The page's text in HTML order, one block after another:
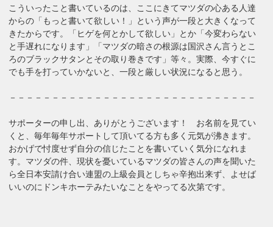
こういったこと書いているのは、ここにきてマツダの心ある人達
からの「もっと書いて欲しい！」という声が一段と大きくなって
きたからです。「ヒゲを何とかして欲しい」とか「今変わらない
と手遅れになります」「マツダの暗さの根源は国沢さん言うとこ
ろのブラックサタンとその取り巻きです」等々。実際、今すぐに
でも手を打っていかないと、一段と厳しい状況になると思う。
－－－－－－－－－－－－－－－－－－－－－－－－－－－－－
サポーターの申し出、ありがとうございます！ お名前を見てい
くと、毎年毎年サポートして頂いてる方も多く元気が沸きます。
おかげで忖度せず自分の信じたことを書いていく気分になれま
す。マツダの件、現状を憂いているマツダの皆さんの声を聞いた
ら全日本安請け合い連盟の上級会員としちゃ辛抱出来ず、よせば
いいのにドンキホーテみたいなことをやってる次第です。